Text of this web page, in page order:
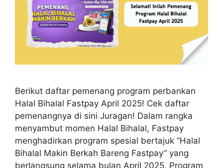
Berikut daftar pemenang program perbankan
Halal Bihalal Fastpay April 2025! Cek daftar
pemenangnya di sini Juragan! Dalam rangka
menyambut momen Halal Bihalal, Fastpay
menghadirkan program spesial bertajuk “Halal
Bihalal Makin Berkah Bareng Fastpay” yang
berlangsung selama bulan April 2025. Program